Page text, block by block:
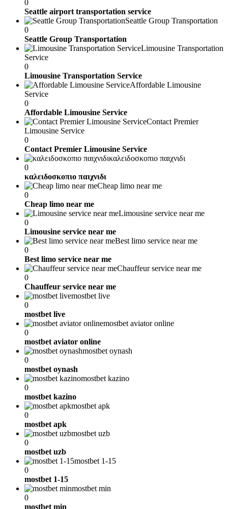
0
Seattle airport transportation service
Seattle Group Transportation
0
Seattle Group Transportation
Limousine Transportation
Service
0
Limousine Transportation Service
Affordable Limousine
Service
0
Affordable Limousine Service
Contact Premier
Limousine Service
0
Contact Premier Limousine Service
καλειδοσκοπιο παιχνιδι
0
καλειδοσκοπιο παιχνιδι
Cheap limo near me
0
Cheap limo near me
Limousine service near me
0
Limousine service near me
Best limo service near me
0
Best limo service near me
Chauffeur service near me
0
Chauffeur service near me
mostbet live
0
mostbet live
mostbet aviator online
0
mostbet aviator online
mostbet oynash
0
mostbet oynash
mostbet kazino
0
mostbet kazino
mostbet apk
0
mostbet apk
mostbet uzb
0
mostbet uzb
mostbet 1-15
0
mostbet 1-15
mostbet min
0
mostbet min